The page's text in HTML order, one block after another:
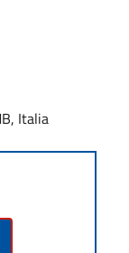
Italia